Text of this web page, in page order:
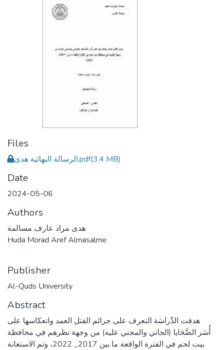
Files
الرسالة النهائية هدى.pdf(3.4 MB)
Date
2024-05-06
Authors
هدى مراد عارف مسالمة
Huda Morad Aref Almasalme
Publisher
Al-Quds University
Abstract
هدفت الدِّراسَة التعرف على جرائم القتل العمد وانعكاسها على
أُسَر الضَّحَايا (الجاني والمجني عليه) من وجهة نظرهم في محافظة
بيت لحم في الفترة الواقعة ما بين 2017_ 2022، وتم الاستعانة